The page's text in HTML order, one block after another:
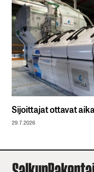
Sijoittajat ottavat
29.7.2026